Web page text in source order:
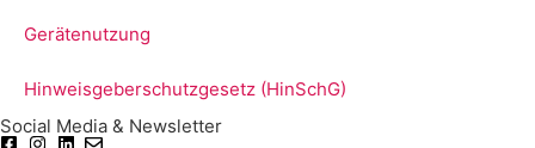
Gerätenutzung
Hinweisgeberschutzgesetz (HinSchG)
Social Media & Newsletter